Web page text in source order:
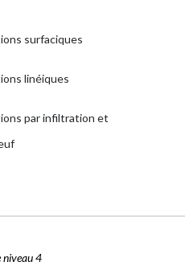
surfaciques
linéiques
par infiltration et
niveau 4